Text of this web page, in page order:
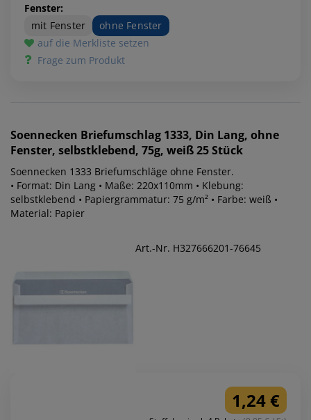
Fenster:
mit Fenster
ohne Fenster
auf die Merkliste setzen
Frage zum Produkt
Soennecken Briefumschlag 1333, Din Lang, ohne
Fenster, selbstklebend, 75g, weiß 25 Stück
Soennecken 1333 Briefumschläge ohne Fenster.
• Format: Din Lang • Maße: 220x110mm • Klebung:
selbstklebend • Papiergrammatur: 75 g/m² • Farbe: weiß •
Material: Papier
Art.-Nr. H327666201-76645
1,24 €